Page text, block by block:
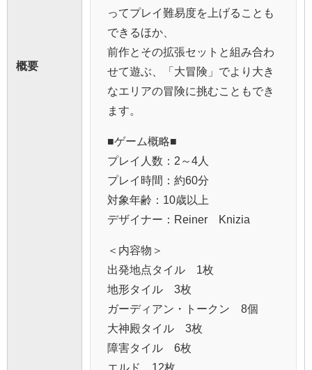
概要
ってプレイ難易度を上げることも
できるほか、
前作とその拡張セットと組み合わ
せて遊ぶ、「大冒険」でより大き
なエリアの冒険に挑むこともでき
ます。
■ゲーム概略■
プレイ人数：2～4人
プレイ時間：約60分
対象年齢：10歳以上
デザイナー：Reiner Knizia
＜内容物＞
出発地点タイル 1枚
地形タイル 3枚
ガーディアン・トークン 8個
大神殿タイル 3枚
障害タイル 6枚
エルド 12枚